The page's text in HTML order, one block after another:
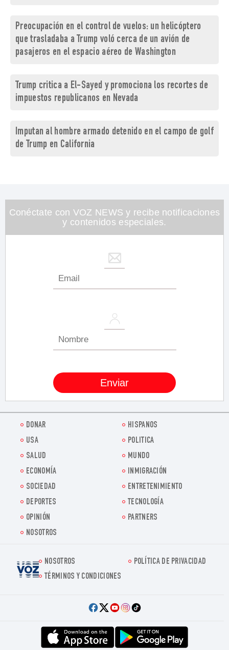
Preocupación en el control de vuelos: un helicóptero
que trasladaba a Trump voló cerca de un avión de
pasajeros en el espacio aéreo de Washington
Trump critica a El-Sayed y promociona los recortes de
impuestos republicanos en Nevada
Imputan al hombre armado detenido en el campo de golf
de Trump en California
Conéctate con VOZ NEWS y recibe notificaciones
y contenidos especiales.
DONAR
HISPANOS
USA
POLITICA
SALUD
MUNDO
ECONOMÍA
INMIGRACIÓN
SOCIEDAD
ENTRETENIMIENTO
DEPORTES
TECNOLOGÍA
OPINIÓN
PARTNERS
NOSOTROS
Voz.us
NOSOTROS
POLÍTICA DE PRIVACIDAD
TÉRMINOS Y CONDICIONES